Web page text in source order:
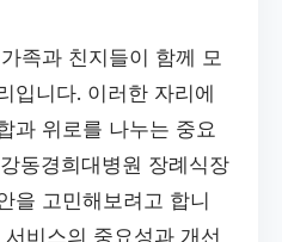
족과 친지들이 함께 모
입니다. 이러한 자리에
과 위로를 나누는 중요
동경희대병원 장례식장
을 고민해보려고 합니
비스의 중요성과 개선